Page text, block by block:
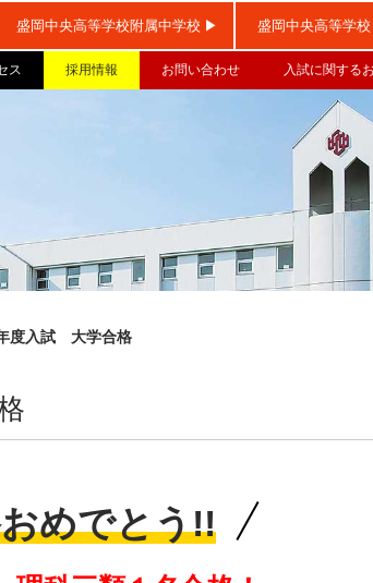
盛岡中央高等学校附属中学校 盛岡中央高等学校
ス 採用情報 お問い合わせ 入試に関する
盛岡中央高等学校附属中学校 盛岡中央高等学校
度入試 大学合格
めでとう!!